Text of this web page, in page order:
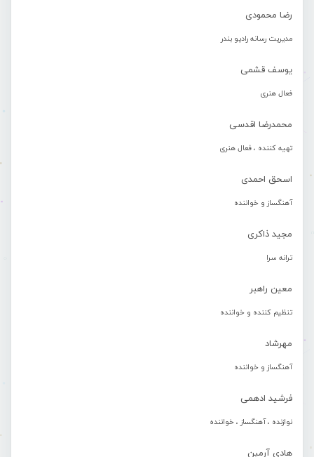
رضا محمودی
مدیریت رسانه رادیو بندر
یوسف قشمی
فعال هنری
محمدرضا اقدسی
تهیه کننده ، فعال هنری
اسحق احمدی
آهنگساز و خواننده
مجید ذاکری
ترانه سرا
معین راهبر
تنظیم کننده و خواننده
مهرشاد
آهنگساز و خواننده
فرشید ادهمی
نوازنده ، آهنگساز ، خواننده
هادی آرمین